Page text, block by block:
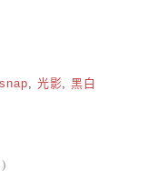
snap, 光影,黑白